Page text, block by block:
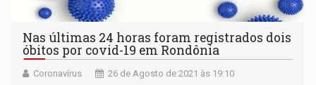
Nas últimas 24 horas foram registrados dois
óbitos por covid-19 em Rondônia
Coronavírus 26 de Agosto de 2021 às 19:10